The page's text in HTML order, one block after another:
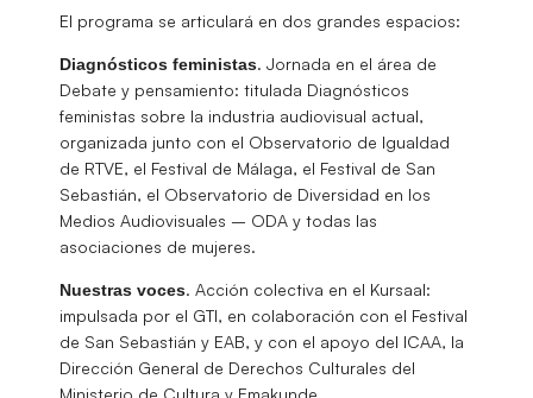
El programa se articulará en dos grandes espacios:
Diagnósticos feministas. Jornada en el área de
Debate y pensamiento: titulada Diagnósticos
feministas sobre la industria audiovisual actual,
organizada junto con el Observatorio de Igualdad
de RTVE, el Festival de Málaga, el Festival de San
Sebastián, el Observatorio de Diversidad en los
Medios Audiovisuales – ODA y todas las
asociaciones de mujeres.
Nuestras voces. Acción colectiva en el Kursaal:
impulsada por el GTI, en colaboración con el Festival
de San Sebastián y EAB, y con el apoyo del ICAA, la
Dirección General de Derechos Culturales del
Ministerio de Cultura y Emakunde.